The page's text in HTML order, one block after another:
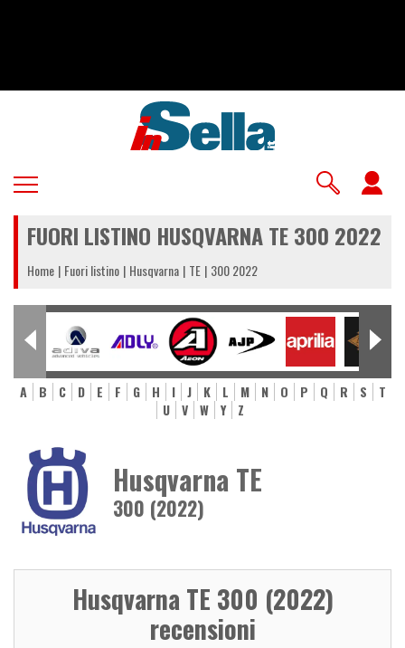
FUORI LISTINO HUSQVARNA TE 300 2022
Home Fuori listino Husqvarna TE 300 2022
A B C D E F G H I J K L M N O P Q R S
T
U
V W Y Z
Husqvarna TE
300 (2022)
Husqvarna TE 300 (2022)
recensioni